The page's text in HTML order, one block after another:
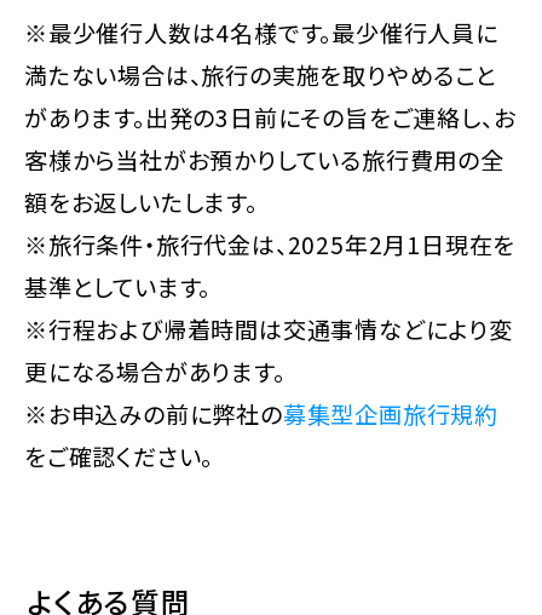
※最少催行人数は4名様です。最少催行人員に
満たない場合は、旅行の実施を取りやめること
があります。出発の3日前にその旨をご連絡し、お
客様から当社がお預かりしている旅行費用の全
額をお返しいたします。
※旅行条件・旅行代金は、2025年2月1日現在を
基準としています。
※行程および帰着時間は交通事情などにより変
更になる場合があります。
※お申込みの前に弊社の募集型企画旅行規約
をご確認ください。
よくある質問